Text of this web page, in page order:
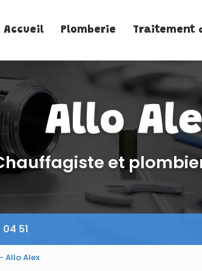
Accueil Plomberie Traitement
et
51
Allo Alex